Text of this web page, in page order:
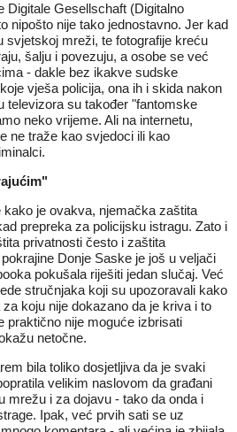
Digitale Gesellschaft (Digitalno
nipošto nije tako jednostavno. Jer kad
svjetskoj mreži, te fotografije kreću
šalju i povezuju, a osobe se već
- dakle bez ikakve sudske
vješa policija, ona ih i skida nakon
televizora su također "fantomske
neko vrijeme. Ali na internetu,
ne traže kao svjedoci ili kao
kako je ovakva, njemačka zaštita
prepreka za policijsku istragu. Zato i
privatnosti često i zaštita
Donje Saske je još u veljači
pokušala riješiti jedan slučaj. Već
stručnjaka koji su upozoravali kako
koju nije dokazano da je kriva i to
praktično nije moguće izbrisati
netočne.
bila toliko dosjetljiva da je svaki
velikim naslovom da građani
mrežu i za dojavu - tako da onda i
Ipak, već prvih sati se uz